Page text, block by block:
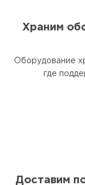
Храним
Оборудование
где
Доставим